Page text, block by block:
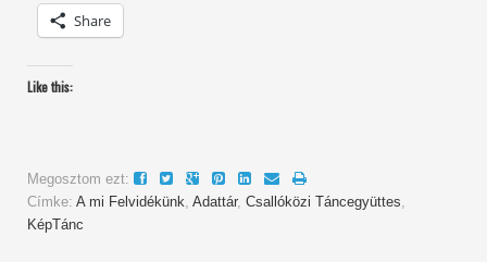
Share
Like this:
Megosztom ezt:
Címke: A mi Felvidékünk, Adattár, Csallóközi Táncegyüttes,
KépTánc